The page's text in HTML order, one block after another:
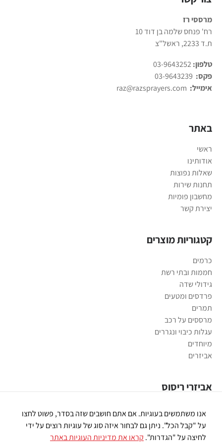
מרססי רז
רח' פנחס שלמה בן דוד 10
ת.ד 2233, ראשל"צ
טלפון:03-9643252
פקס:
אימייל: raz@razsprayers.com
באתר
ראשי
אודותינו
שאלות נפוצות
תחנות שירות
מחשבון פומיות
יצירת קשר
קטגוריות מוצרים
כרמים
חממות ובתי רשת
גידולי שדה
פרדסים ומטעים
תמרים
מרססים על רכב
עגלות כיבוי ונגררים
מיוחדים
אביזרים
אביזרי ריסוס
פומיות ריסוס
רובי ריסוס
אנו משתמשים בעוגיות. אם אתם חושבים שזה בסדר, פשוט לחצו
על "קבל הכל". ניתן גם לבחור איזה סוג של עוגיות רוצים על ידי
לחיצה על "הגדרות". קראו את מדיניות העוגיות באתר